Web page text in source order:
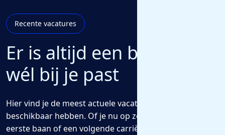
Recente vacatures
Er is altijd een baan die
wél bij je past
Hier vind je de meest actuele vacatures die we voor jou
beschikbaar hebben. Of je nu op zoek bent naar een
eerste baan of een volgende carrièrestap, wij helpen je